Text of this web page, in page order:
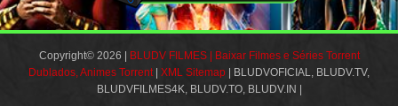
Copyright© 2026 |
BLUDV FILMES | Baixar Filmes e Séries Torrent
Dublados, Animes Torrent| XML Sitemap | BLUDVOFICIAL, BLUDV.TV,
BLUDVFILMES4K, BLUDV.TO, BLUDV.IN |